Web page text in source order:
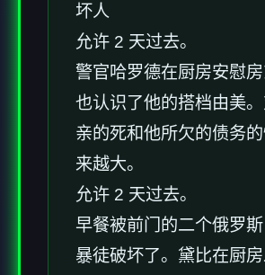
坏人
允许 2 天过去。
警官哈罗德在厨房安慰
也认识了他的搭档由美
亲的死和他所欠的债务
来越大。
允许 2 天过去。
早餐被前门的二个俄罗
暴徒破坏了。黛比在厨